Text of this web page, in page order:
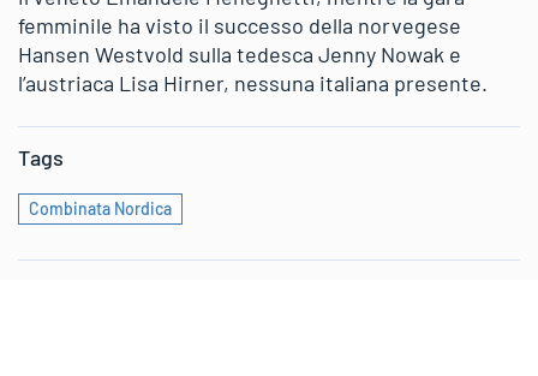
femminile ha visto il successo della norvegese
Hansen Westvold sulla tedesca Jenny Nowak e
l’austriaca Lisa Hirner, nessuna italiana presente.
Tags
Combinata Nordica